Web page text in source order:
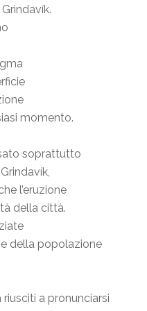
momento.
soprattutto
l’eruzione
della città.
della popolazione
a pronunciarsi